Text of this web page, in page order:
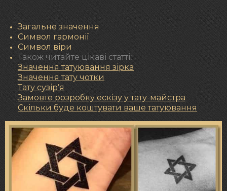
Загальне значення
Символ гармонії
Символ віри
Також читайте цікаві статті:
Значення татуювання зірка
Значення тату чотки
Тату сузір’я
Замовте розробку ескізу у тату-майстра
Скільки буде коштувати ваше татуювання